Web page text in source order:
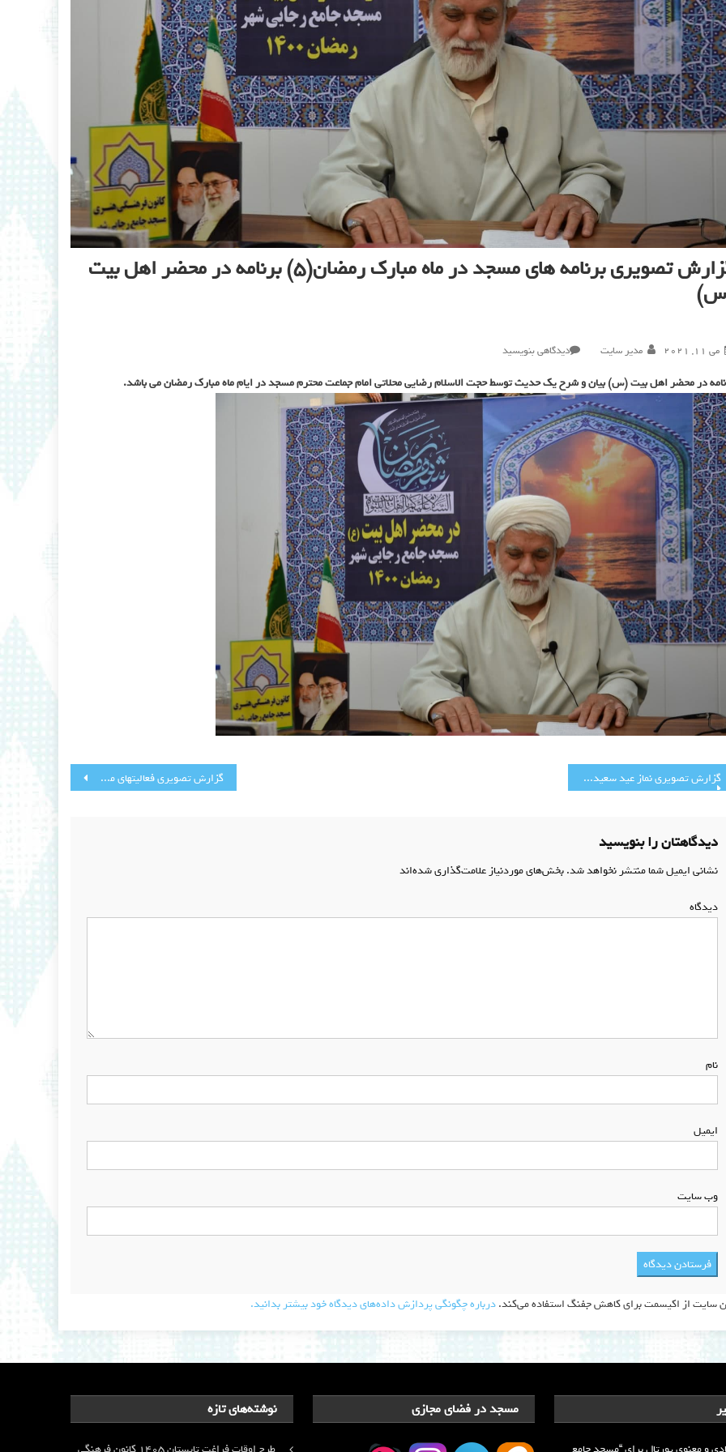
گزارش تصویری برنامه های مسجد در ماه مبارک رمضان(۵) برنامه در محضر اهل بیت
می 11, 2021 مدیر سایت دیدگاهی بنویسید
تصویری
برنامه
های
مسجد
در
ماه
مبارک
برنامه
در
محضر
اهل
بیت
در محضر اهل بیت (س) بیان و شرح یک حدیث توسط حجت الاسلام رضایی محلاتی امام جماعت محترم مسجد در ایام ماه مبارک رمضان می باشد.
گزارش تصویری فعالیتهای مسجد در ماه مبارک رمضان (۴) ضدعفونی کردن محوط قبل از برگزاری مراسم لیالی قدر گزارش تصویری نماز عید سعید فطر(۱)
دیدگاهتان را بنویسید
نشانی ایمیل شما منتشر نخواهد شد.بخش‌های موردنیاز علامت‌گذاری شده‌اند
دیدگاه
نام
ایمیل
وب‌ سایت
سایت از اکیسمت برای کاهش جفنگ استفاده می‌کند.درباره چگونگی پردازش داده‌های دیدگاه خود بیشتر بدانید.
نوشته‌های تازه مسجد در فضای مجازی